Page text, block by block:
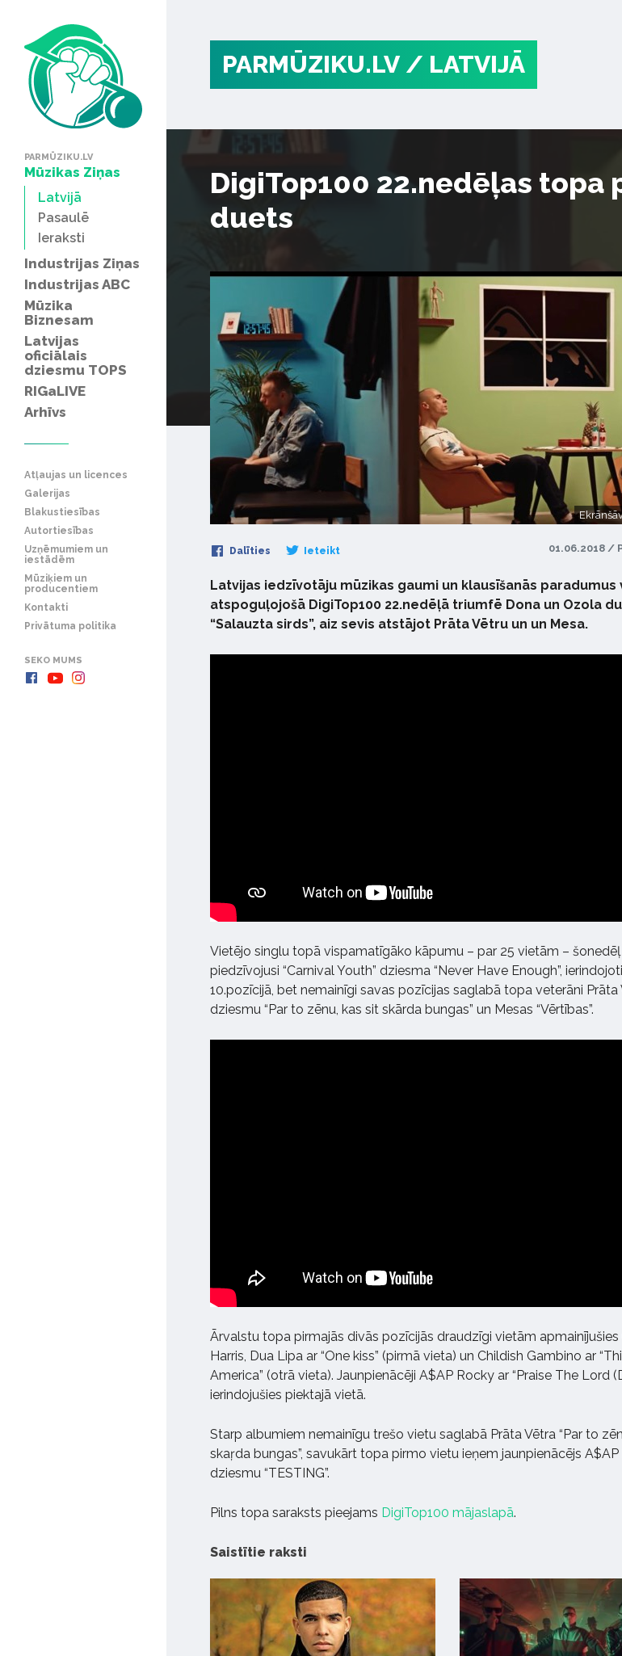
PARMŪZIKU.LV
Mūzikas Ziņas
Latvijā
Pasaulē
Ieraksti
Industrijas Ziņas
Industrijas ABC
Mūzika
Biznesam
Latvijas
oficiālais
dziesmu TOPS
RIGaLIVE
Arhīvs
Atļaujas un licences
Galerijas
Blakustiesības
Autortiesības
Uzņēmumiem un
iestādēm
Mūziķiem un
producentiem
Kontakti
Privātuma politika
SEKO MUMS
PARMŪZIKU.LV / LATVIJĀ
DigiTop100 22.nedēļas topa
duets
Dalīties Ieteikt 01.06.2018 /
Latvijas iedzīvotāju mūzikas gaumi un klausīšanās paradumus
atspoguļojošā DigiTop100 22.nedēļā triumfē Dona un Ozola
“Salauzta sirds”, aiz sevis atstājot Prāta Vētru un un Mesa.
Vietējo singlu topā vispamatīgāko kāpumu – par 25 vietām – šonedēļ
piedzīvojusi “Carnival Youth” dziesma “Never Have Enough”,
10.pozīcijā, bet nemainīgi savas pozīcijas saglabā topa veterāni Prāta
dziesmu “Par to zēnu, kas sit skārda bungas” un Mesas “Vērtības”.
Ārvalstu topa pirmajās divās pozīcijās draudzīgi vietām apmainījušies
Harris, Dua Lipa ar “One kiss” (pirmā vieta) un Childish Gambino ar
America” (otrā vieta). Jaunpienācēji A$AP Rocky ar “Praise The Lord
ierindojušies piektajā vietā.
Starp albumiem nemainīgu trešo vietu saglabā Prāta Vētra “Par to
skaŗda bungas”, savukārt topa pirmo vietu ieņem jaunpienācējs
dziesmu “TESTING”.
Pilns topa saraksts pieejams DigiTop100 mājaslapā.
Saistītie raksti